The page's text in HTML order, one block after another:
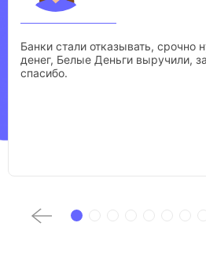
Банки стали отказывать, срочно
денег, Белые Деньги выручили,
спасибо.